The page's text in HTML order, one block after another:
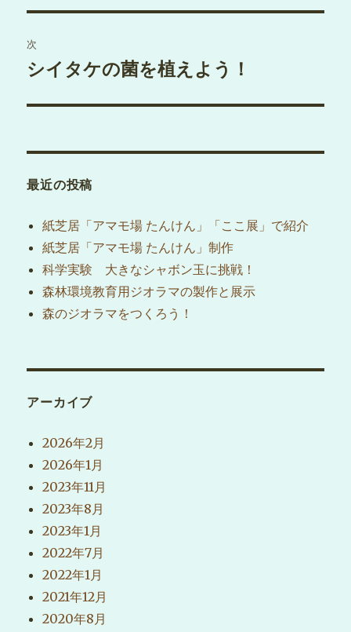
ビ
ゲ
ー
ン
の
投
稿:
次
次
投
シイタケの菌を植えよう！
最近の投稿
紙芝居「アマモ場 たんけん」「ここ展」で紹介
紙芝居「アマモ場 たんけん」制作
科学実験 大きなシャボン玉に挑戦！
森林環境教育用ジオラマの製作と展示
森のジオラマをつくろう！
アーカイブ
2026年2月
2026年1月
2023年11月
2023年8月
2023年1月
2022年7月
2022年1月
2021年12月
2020年8月